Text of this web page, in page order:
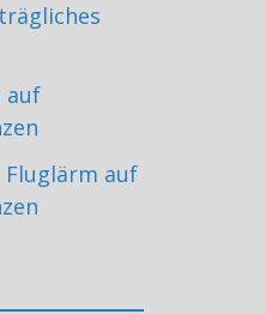
auf
Fluglärm auf